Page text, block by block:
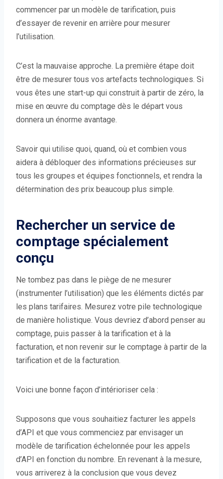
commencer par un modèle de tarification, puis
d’essayer de revenir en arrière pour mesurer
l’utilisation.
C’est la mauvaise approche. La première étape doit
être de mesurer tous vos artefacts technologiques. Si
vous êtes une start-up qui construit à partir de zéro, la
mise en œuvre du comptage dès le départ vous
donnera un énorme avantage.
Savoir qui utilise quoi, quand, où et combien vous
aidera à débloquer des informations précieuses sur
tous les groupes et équipes fonctionnels, et rendra la
détermination des prix beaucoup plus simple.
Rechercher un service de
comptage spécialement
conçu
Ne tombez pas dans le piège de ne mesurer
(instrumenter l’utilisation) que les éléments dictés par
les plans tarifaires. Mesurez votre pile technologique
de manière holistique. Vous devriez d’abord penser au
comptage, puis passer à la tarification et à la
facturation, et non revenir sur le comptage à partir de la
tarification et de la facturation.
Voici une bonne façon d’intérioriser cela :
Supposons que vous souhaitiez facturer les appels
d’API et que vous commenciez par envisager un
modèle de tarification échelonnée pour les appels
d’API en fonction du nombre. En revenant à la mesure,
vous arriverez à la conclusion que vous devez